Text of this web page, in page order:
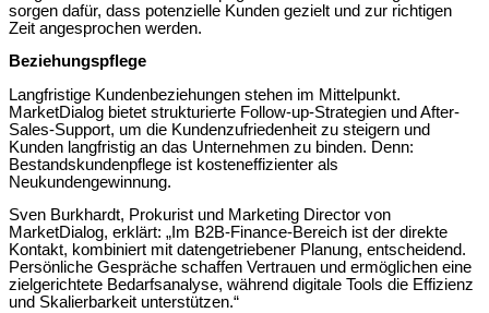
sorgen dafür, dass potenzielle Kunden gezielt und zur richtigen
Zeit angesprochen werden.
Beziehungspflege
Langfristige Kundenbeziehungen stehen im Mittelpunkt.
MarketDialog bietet strukturierte Follow-up-Strategien und After-
Sales-Support, um die Kundenzufriedenheit zu steigern und
Kunden langfristig an das Unternehmen zu binden. Denn:
Bestandskundenpflege ist kosteneffizienter als
Neukundengewinnung.
Sven Burkhardt, Prokurist und Marketing Director von
MarketDialog, erklärt: „Im B2B-Finance-Bereich ist der direkte
Kontakt, kombiniert mit datengetriebener Planung, entscheidend.
Persönliche Gespräche schaffen Vertrauen und ermöglichen eine
zielgerichtete Bedarfsanalyse, während digitale Tools die Effizienz
und Skalierbarkeit unterstützen.“